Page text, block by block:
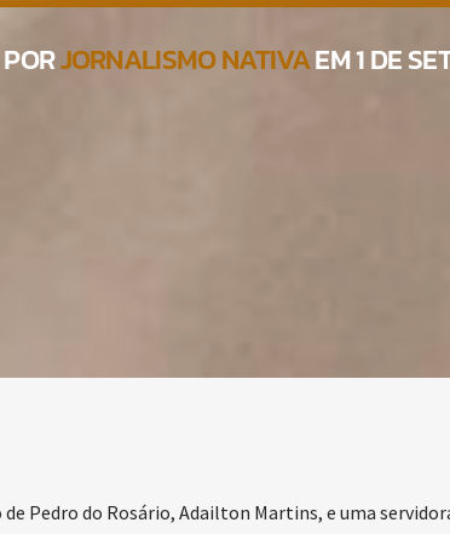
JORNALISMO NATIVAEM 1 DE
Pedro do Rosário, Adailton Martins, e uma